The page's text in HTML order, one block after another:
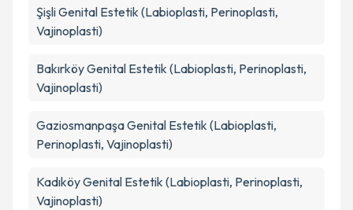
ŞişliGenital Estetik (Labioplasti, Perinoplasti,
Vajinoplasti)
BakırköyGenital Estetik (Labioplasti, Perinoplasti,
Vajinoplasti)
GaziosmanpaşaGenital Estetik (Labioplasti,
Perinoplasti, Vajinoplasti)
KadıköyGenital Estetik (Labioplasti, Perinoplasti,
Vajinoplasti)